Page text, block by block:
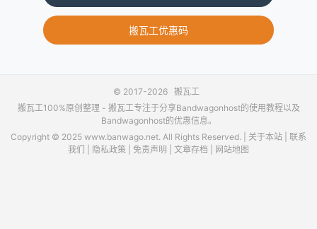
搬瓦工优惠码
© 2017-2026 搬瓦工
搬瓦工100%原创整理 - 搬瓦工专注于分享Bandwagonhost的使用教程以及
Bandwagonhost的优惠信息。
Copyright © 2025 www.banwago.net. All Rights Reserved. | 关于本站
联系
我们
隐私政策 免责声明 文章存档 网站地图